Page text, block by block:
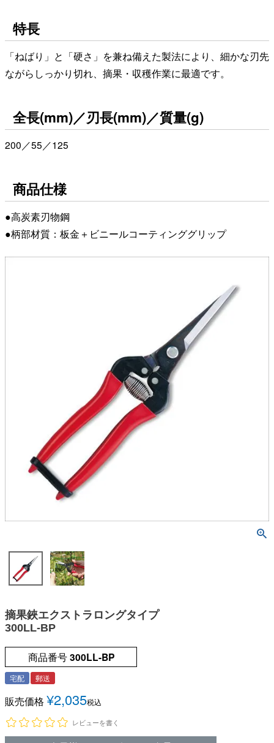
特長
「ねばり」と「硬さ」を兼ね備えた製法により、細かな刃先
ながらしっかり切れ、摘果・収穫作業に最適です。
全長(mm)／刃長(mm)／質量(g)
200／55／125
商品仕様
●高炭素刃物鋼
●柄部材質：板金＋ビニールコーティンググリップ
摘果鋏エクストラロングタイプ
300LL-BP
商品番号 300LL-BP
宅配 郵送
販売価格 ¥2,035税込
レビューを書く